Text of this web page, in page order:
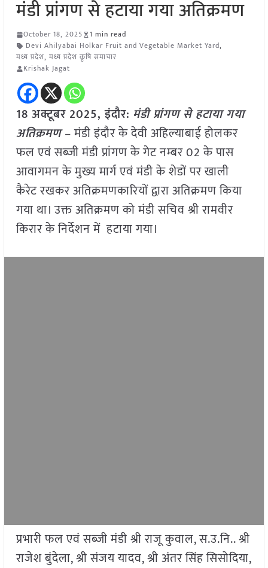
मंडी प्रांगण से हटाया गया अतिक्रमण
October 18, 2025
1 min read
Devi Ahilyabai Holkar Fruit and Vegetable Market Yard,
मध्य प्रदेश, मध्य प्रदेश कृषि समाचार
Krishak Jagat
18 अक्टूबर 2025,इंदौर: मंडी प्रांगण से हटाया गया
अतिक्रमण– मंडी इंदौर के देवी अहिल्याबाई होलकर
फल एवं सब्जी मंडी प्रांगण के गेट नम्बर 02 के पास
आवागमन के मुख्य मार्ग एवं मंडी के शेडों पर खाली
कैरेट रखकर अतिक्रमणकारियों द्वारा अतिक्रमण किया
गया था। उक्त अतिक्रमण को मंडी सचिव श्री रामवीर
किरार के निर्देशन में हटाया गया।
प्रभारी फल एवं सब्जी मंडी श्री राजू कुवाल, स.उ.नि.. श्री
राजेश बुंदेला, श्री संजय यादव, श्री अंतर सिंह सिसोदिया,